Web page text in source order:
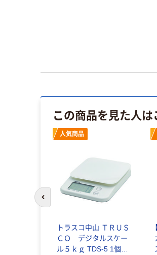
この商品を見た人
人気商品
トラスコ中山 ＴＲＵＳ
ＣＯ デジタルスケー
ル５ｋｇ TDS-5 1個
前のスライドへ